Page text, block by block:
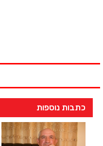
כתבות נוספות